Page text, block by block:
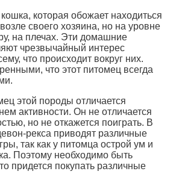
которая обожает находиться
своего хозяина, но на уровне
на плечах. Эти домашние
чрезвычайный интерес
что происходит вокруг них.
что этот питомец всегда
этой породы отличается
активности. Он не отличается
но не откажется поиграть. В
рекса приводят различные
так как у питомца острой ум и
Поэтому необходимо быть
придется покупать различные